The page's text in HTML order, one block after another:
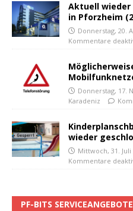
Aktuell wieder
in Pforzheim
Donnerstag, 20.
Kommentare
Donnerstag, 17.
Karadeniz
wieder
Mittwoch, 31. Juli
Kommentare
PF-BITS SERVICEANGEBOTE